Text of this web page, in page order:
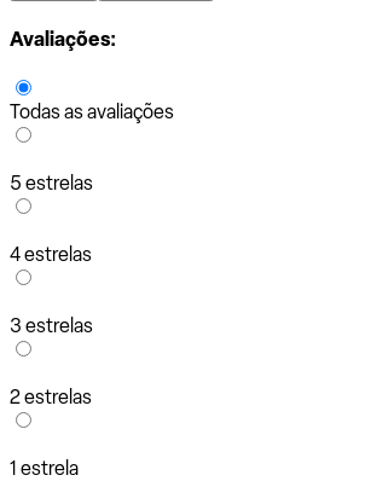
Avaliações:
Todas as avaliações
5 estrelas
4 estrelas
3 estrelas
2 estrelas
1 estrela